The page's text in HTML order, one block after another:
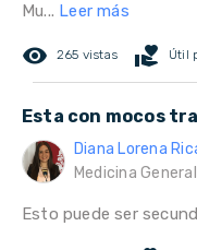
Mu... Leer más
remove_red_eye 265 vistas volunteer_activism Útil
Esta con mocos
Diana Lorena
Medicina General
Esto puede ser